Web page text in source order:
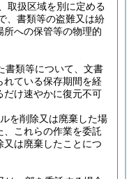
取扱区域を別に定める
、書類等の盗難又は紛
所への保管等の物理的
書類等について、文書
れている保存期間を経
だけ速やかに復元不可
を削除又は廃棄した場
、これらの作業を委託
は廃棄したことにつ